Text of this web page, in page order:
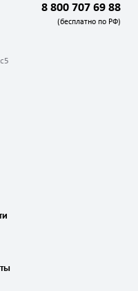
8 800 707 69 88
(бесплатно по РФ)